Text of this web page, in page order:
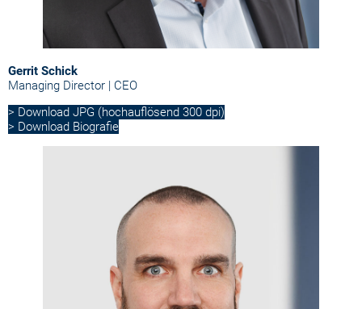
Gerrit Schick
Managing Director | CEO
> Download JPG (hochauflösend 300 dpi)
> Download Biografie